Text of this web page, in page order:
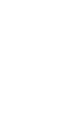
性向矫正治
姚松、老乡韩战、
原因已无恢复